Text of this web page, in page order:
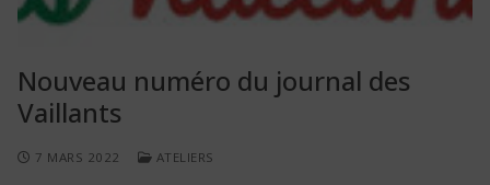
Nouveau numéro du journal des
Vaillants
7 MARS 2022 ATELIERS